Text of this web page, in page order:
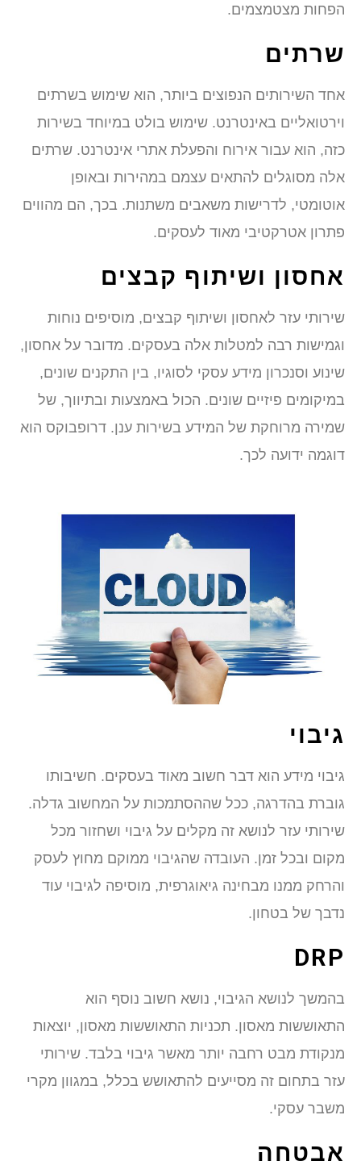
הפחות מצטמצמים.
שרתים
אחד השירותים הנפוצים ביותר, הוא שימוש בשרתים
וירטואליים באינטרנט. שימוש בולט במיוחד בשירות
כזה, הוא עבור אירוח והפעלת אתרי אינטרנט. שרתים
אלה מסוגלים להתאים עצמם במהירות ובאופן
אוטומטי, לדרישות משאבים משתנות. בכך, הם מהווים
פתרון אטרקטיבי מאוד לעסקים.
אחסון ושיתוף קבצים
שירותי עזר לאחסון ושיתוף קבצים, מוסיפים נוחות
וגמישות רבה למטלות אלה בעסקים. מדובר על אחסון,
שינוע וסנכרון מידע עסקי לסוגיו, בין התקנים שונים,
במיקומים פיזיים שונים. הכול באמצעות ובתיווך, של
שמירה מרוחקת של המידע בשירות ענן. דרופבוקס הוא
דוגמה ידועה לכך.
גיבוי
גיבוי מידע הוא דבר חשוב מאוד בעסקים. חשיבותו
גוברת בהדרגה, ככל שההסתמכות על המחשוב גדלה.
שירותי עזר לנושא זה מקלים על גיבוי ושחזור מכל
מקום ובכל זמן. העובדה שהגיבוי ממוקם מחוץ לעסק
והרחק ממנו מבחינה גיאוגרפית, מוסיפה לגיבוי עוד
נדבך של בטחון.
DRP
בהמשך לנושא הגיבוי, נושא חשוב נוסף הוא
התאוששות מאסון. תכניות התאוששות מאסון, יוצאות
מנקודת מבט רחבה יותר מאשר גיבוי בלבד. שירותי
עזר בתחום זה מסייעים להתאושש בכלל, במגוון מקרי
משבר עסקי.
אבטחה